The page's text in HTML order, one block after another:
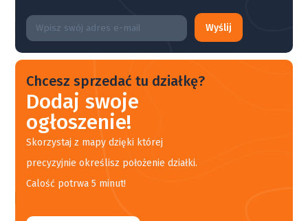
Wyślij
Chcesz sprzedać tu działkę?
Dodaj swoje
ogłoszenie!
Skorzystaj z mapy dzięki której
precyzyjnie określisz położenie działki.
Calość potrwa 5 minut!